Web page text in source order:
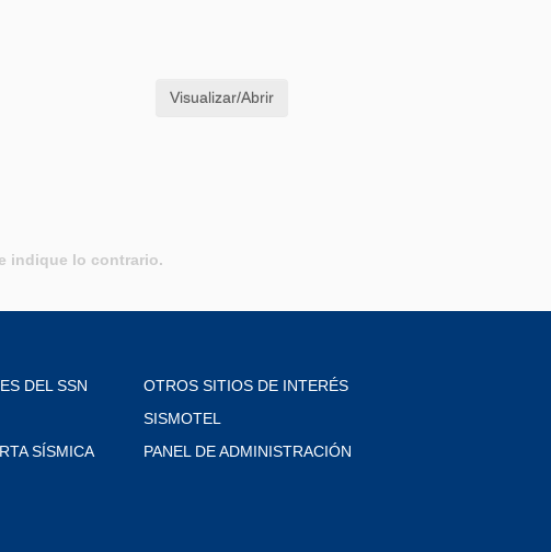
Visualizar/Abrir
indique lo contrario.
DEL SSN
SÍSMICA
OTROS SITIOS DE INTERÉS
SISMOTEL
PANEL DE ADMINISTRACIÓN